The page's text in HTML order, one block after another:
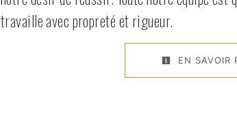
travaille avec propreté et rigueur.
EN SAVOIR